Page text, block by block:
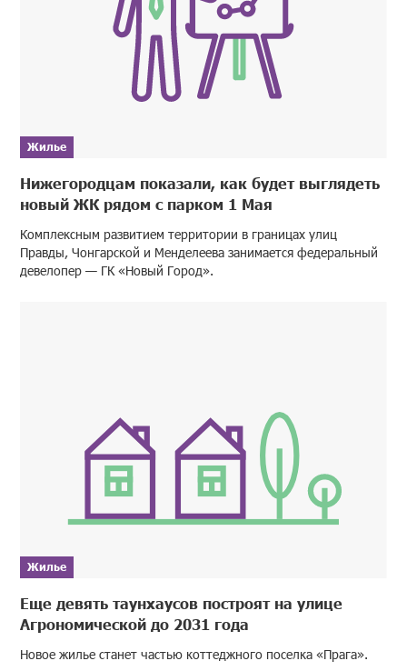
Жилье
Нижегородцам показали, как будет выглядеть
новый ЖК рядом с парком 1 Мая
Комплексным развитием территории в границах улиц
Правды, Чонгарской и Менделеева занимается федеральный
девелопер — ГК «Новый Город».
Жилье
Еще девять таунхаусов построят на улице
Агрономической до 2031 года
Новое жилье станет частью коттеджного поселка «Прага».